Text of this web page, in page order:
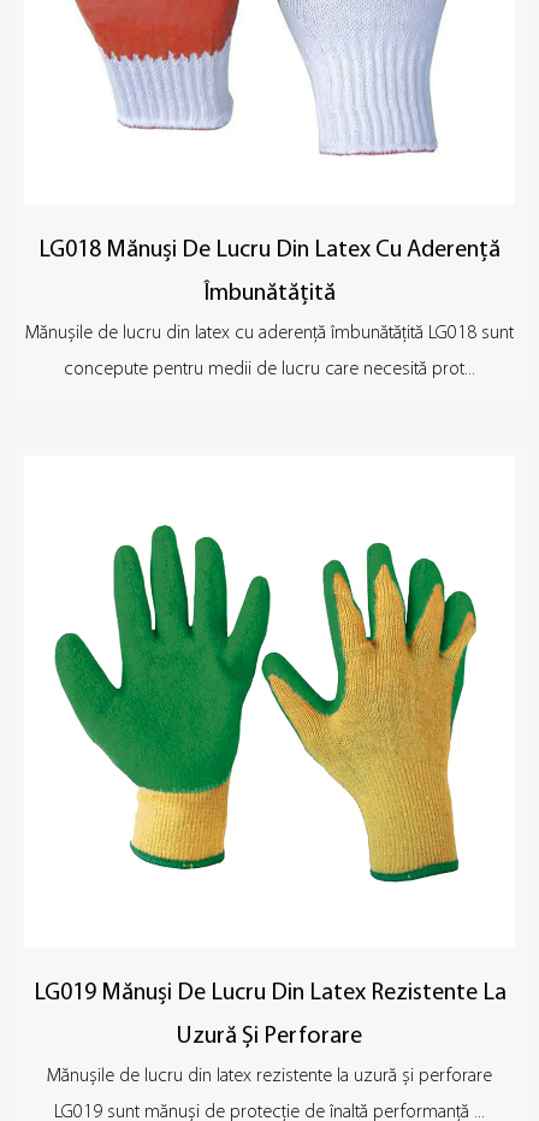
LG018 Mănuși De Lucru Din Latex Cu Aderență
Îmbunătățită
Mănușile de lucru din latex cu aderență îmbunătățită LG018 sunt
concepute pentru medii de lucru care necesită prot...
LG019 Mănuși De Lucru Din Latex Rezistente La
Uzură Și Perforare
Mănușile de lucru din latex rezistente la uzură și perforare
LG019 sunt mănuși de protecție de înaltă performanță ...